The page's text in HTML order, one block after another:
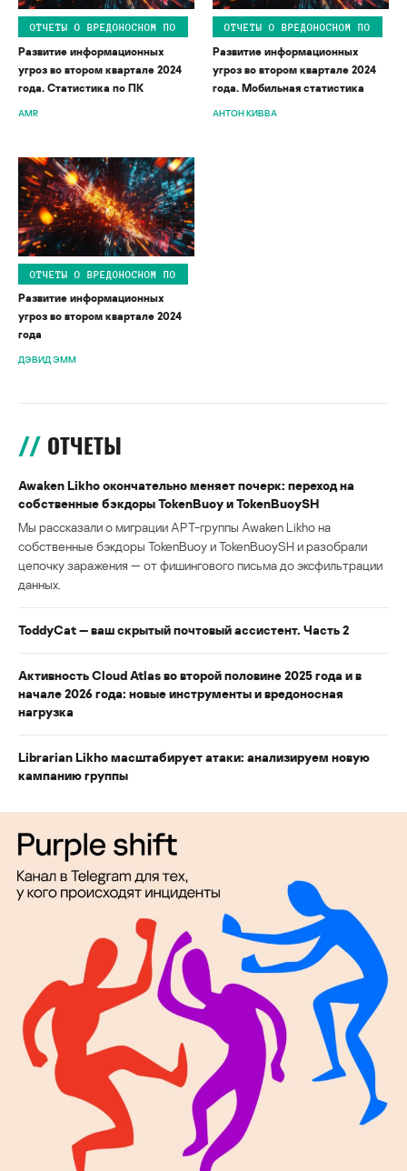
ОТЧЕТЫ О ВРЕДОНОСНОМ ПО
Развитие информационных
угроз во втором квартале 2024
года. Статистика по ПК
AMR
ОТЧЕТЫ О ВРЕДОНОСНОМ ПО
Развитие информационных
угроз во втором квартале 2024
года. Мобильная статистика
АНТОН КИВВА
ОТЧЕТЫ О ВРЕДОНОСНОМ ПО
Развитие информационных
угроз во втором квартале 2024
года
ДЭВИД ЭММ
ОТЧЕТЫ
Awaken Likho окончательно меняет почерк: переход на
собственные бэкдоры TokenBuoy и TokenBuoySH
Мы рассказали о миграции APT-группы Awaken Likho на
собственные бэкдоры TokenBuoy и TokenBuoySH и разобрали
цепочку заражения — от фишингового письма до эксфильтрации
данных.
ToddyCat — ваш скрытый почтовый ассистент. Часть 2
Активность Cloud Atlas во второй половине 2025 года и в
начале 2026 года: новые инструменты и вредоносная
нагрузка
Librarian Likho масштабирует атаки: анализируем новую
кампанию группы